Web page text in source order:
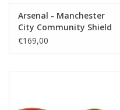
Arsenal - Manchester
City Community Shield
€169,00